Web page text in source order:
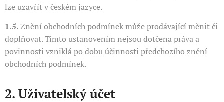
lze uzavřít v českém jazyce.
1.5.Znění obchodních podmínek může prodávající měnit či
doplňovat. Tímto ustanovením nejsou dotčena práva a
povinnosti vzniklá po dobu účinnosti předchozího znění
obchodních podmínek.
2. Uživatelský účet